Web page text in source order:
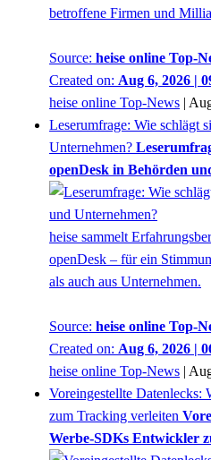
betroffene Firmen und
Source: heise online Top-
Created on: Aug 6, 2026 |
heise online Top-News |
Leserumfrage: Wie schlägt
Unternehmen?
openDesk in Behörden
heise sammelt
openDesk – für ein
als auch aus Unternehmen.
Source: heise online Top-
Created on: Aug 6, 2026 |
heise online Top-News |
Voreingestellte
zum Tracking verleiten
Werbe-SDKs Entwickler